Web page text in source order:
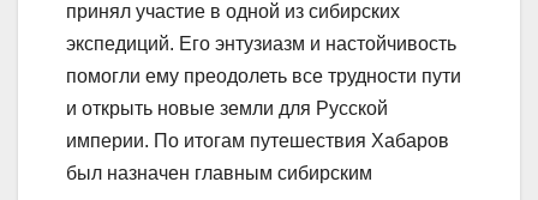
принял участие в одной из сибирских
экспедиций. Его энтузиазм и настойчивость
помогли ему преодолеть все трудности пути
и открыть новые земли для Русской
империи. По итогам путешествия Хабаров
был назначен главным сибирским